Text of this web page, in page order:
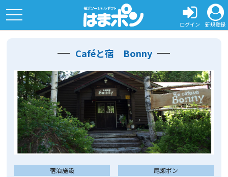
ログイン 新規登録
toggle
navigation
Caféと宿 Bonny
宿泊施設 尾瀬ポン